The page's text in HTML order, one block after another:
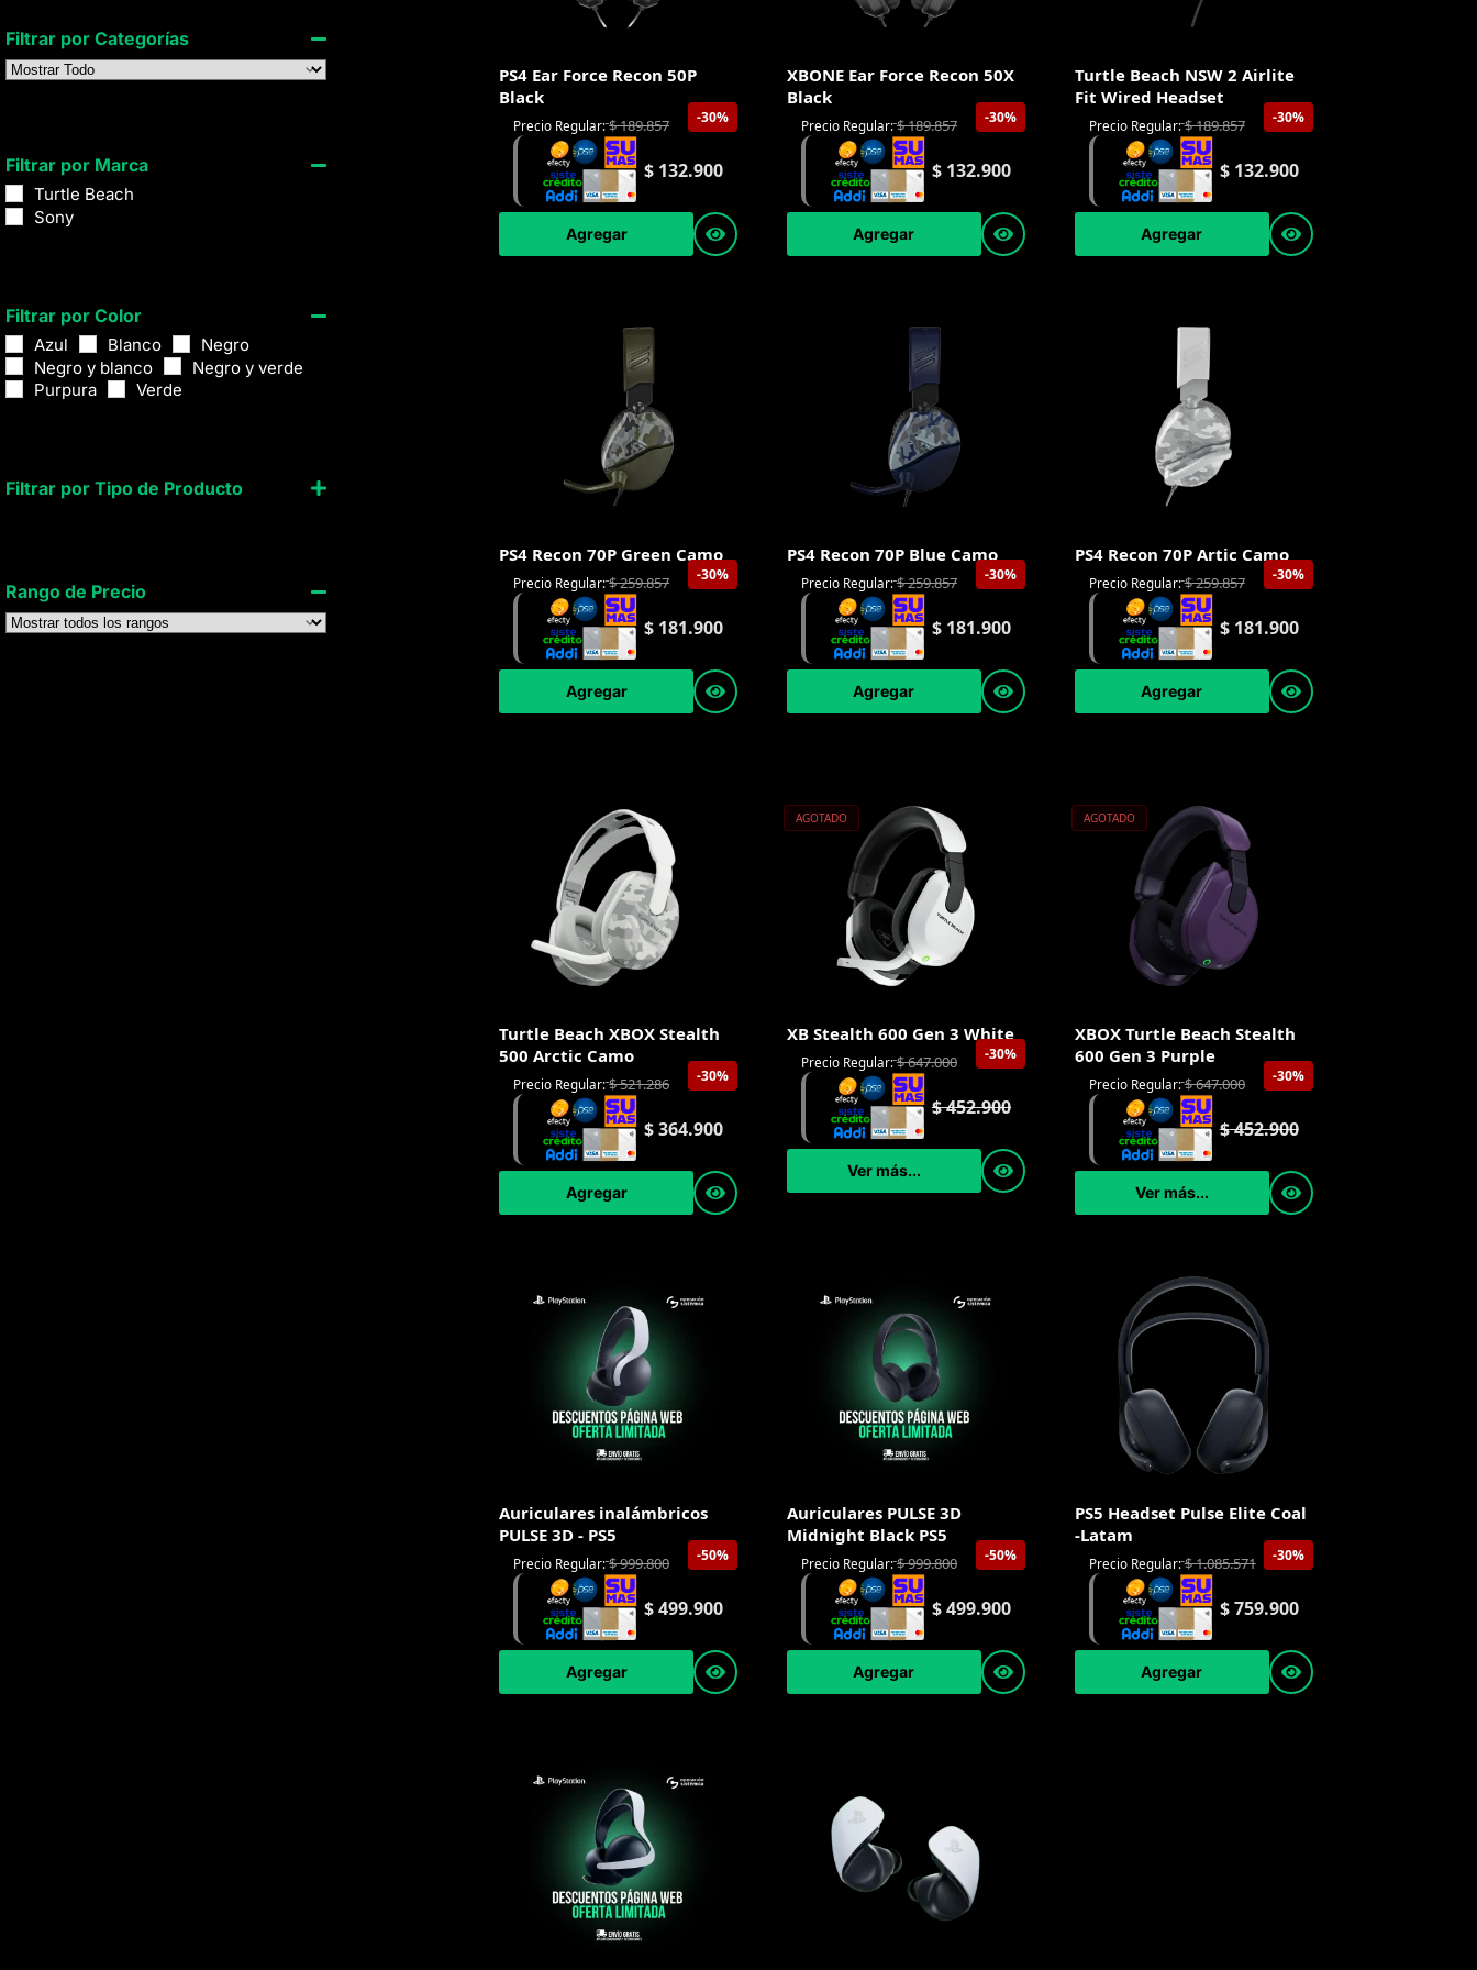
PS4 Ear Force Recon 50P
Black
-30%
Precio Regular:$189.857
$ 132.900
Agregar
XBONE Ear Force Recon 50X
Black
-30%
Precio Regular:$189.857
$132.900
Agregar
Turtle Beach NSW 2 Airlite
Fit Wired Headset
-30%
Precio Regular:$189.857
$132.900
Agregar
PS4 Recon 70P Green Camo
-30%
Precio Regular:$259.857
$ 181.900
Agregar
PS4 Recon 70P Blue Camo
-30%
Precio Regular:$259.857
$181.900
Agregar
PS4 Recon 70P Artic Camo
-30%
Precio Regular:$259.857
$181.900
Agregar
Turtle Beach XBOX Stealth
500 Arctic Camo
-30%
Precio Regular:$521.286
$364.900
Agregar
AGOTADO
XB Stealth 600 Gen 3 White
-30%
Precio Regular:$647.000
$452.900
Ver más...
AGOTADO
XBOX Turtle Beach Stealth
600 Gen 3 Purple
-30%
Precio Regular:$647.000
$452.900
Ver más...
Auriculares inalámbricos
PULSE 3D - PS5
-50%
Precio Regular:$999.800
$499.900
Agregar
Auriculares PULSE 3D
Midnight Black PS5
-50%
Precio Regular:$999.800
$499.900
Agregar
PS5 Headset Pulse Elite Coal
-Latam
-30%
Precio Regular:$1.085.571
$759.900
Agregar
Filtrar por Categorías
Filtrar por Marca
Turtle Beach
Sony
Filtrar por Color
Azul Blanco
Negro
Negro y blanco
Negro y verde
Purpura
Verde
Filtrar por Tipo de Producto
Rango de Precio